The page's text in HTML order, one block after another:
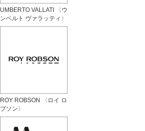
UMBERTO VALLATI 〈ウ
ンベルト ヴァラッティ〉
ROY ROBSON 〈ロイ ロ
ブソン〉